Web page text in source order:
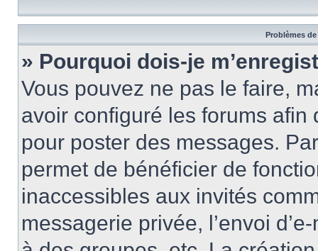
Problèmes
» Pourquoi dois-je
Vous pouvez ne pas le faire,
avoir configuré les forums afin
pour poster des messages.
permet de bénéficier de
inaccessibles aux invités
messagerie privée, l’envoi